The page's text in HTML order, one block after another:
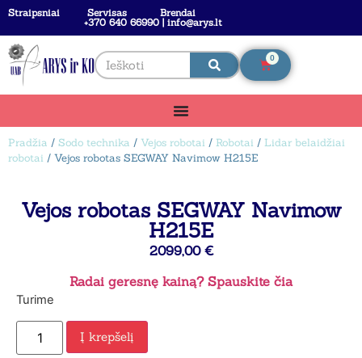
Straipsniai Servisas
Brendai
+370 640 66990 | info@arys.lt
0
Pradžia / Sodo technika / Vejos robotai / Robotai / Lidar belaidžiai
robotai / Vejos robotas SEGWAY Navimow H215E
Vejos robotas SEGWAY Navimow
H215E
2099,00 €
Radai geresnę kainą? Spauskite čia
Turime
Į krepšelį